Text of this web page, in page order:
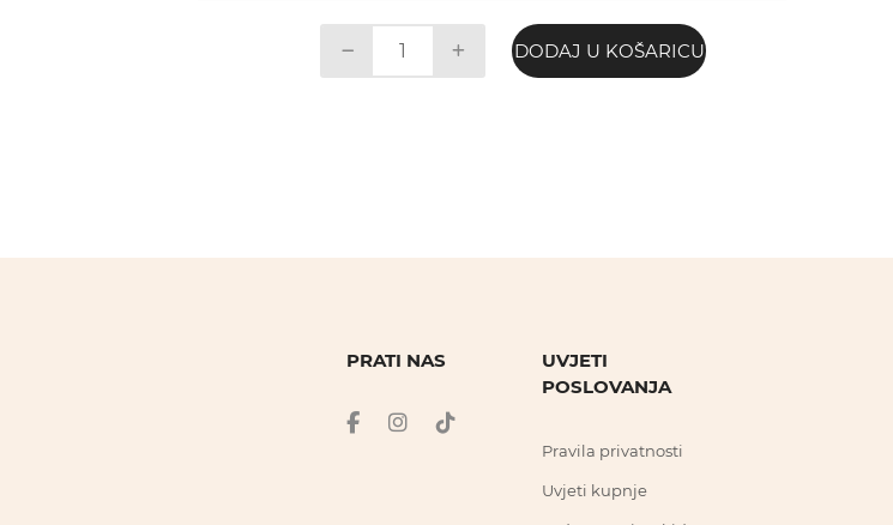
DODAJ U KOŠARICU
PRATI NAS
UVJETI
POSLOVANJA
Pravila privatnosti
Uvjeti kupnje